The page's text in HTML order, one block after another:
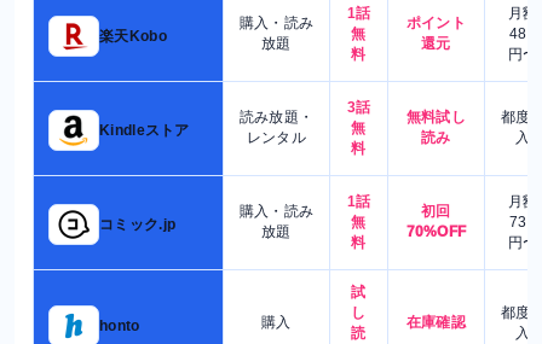
楽天Kobo
購入・読み
放題
1話
無
料
ポイント
還元
月額
480
円〜
Kindleストア
読み放題・
レンタル
3話
無
料
無料試し
読み
都度
入
コミック.jp
購入・読み
放題
1話
無
料
初回
70%OFF
月額
730
円〜
honto 購入
試
し
読
在庫確認
都度
入